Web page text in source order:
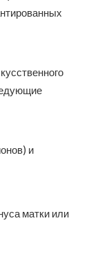
и
матки или